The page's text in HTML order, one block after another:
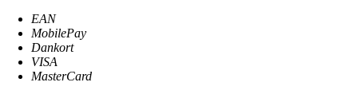
EAN
MobilePay
Dankort
VISA
MasterCard